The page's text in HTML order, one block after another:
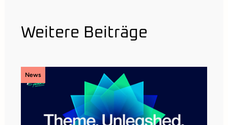
Weitere Beiträge
News